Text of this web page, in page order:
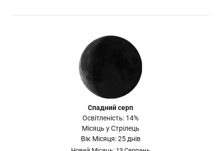
Спадний серп
Освітленість: 14%
Місяць у Стрілець
Вік Місяця: 25 днів